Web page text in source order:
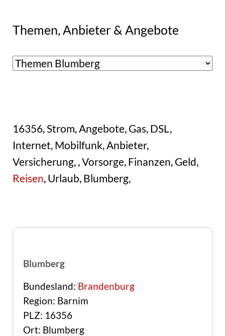
Themen, Anbieter & Angebote
16356, Strom, Angebote, Gas, DSL,
Internet, Mobilfunk, Anbieter,
Versicherung, , Vorsorge, Finanzen, Geld,
Reisen, Urlaub, Blumberg,
Blumberg
Bundesland: Brandenburg
Region: Barnim
PLZ: 16356
Ort: Blumberg